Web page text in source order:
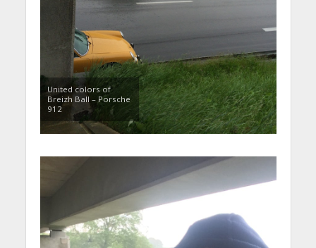
United colors of
Breizh Ball – Porsche
912